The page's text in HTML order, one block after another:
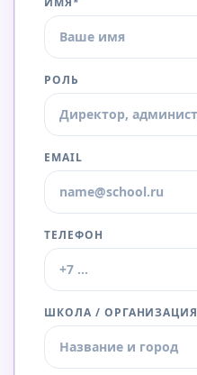
РОЛЬ
EMAIL
ТЕЛЕФОН
ШКОЛА / ОРГАНИЗАЦИЯ